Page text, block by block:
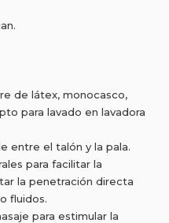
de látex, monocasco,
para lavado en lavadora
entre el talón y la pala.
para facilitar la
la penetración directa
fluidos.
para estimular la